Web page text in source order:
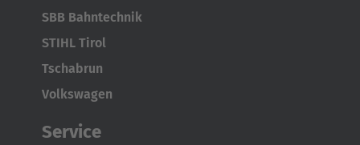
SBB Bahntechnik
STIHL Tirol
Tschabrun
Volkswagen
Service